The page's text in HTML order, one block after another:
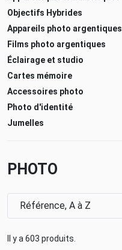
Objectifs Hybrides
Appareils photo argentiques
Films photo argentiques
Éclairage et studio
Cartes mémoire
Accessoires photo
Photo d'identité
Jumelles
PHOTO
Il y a 603 produits.
Référence, A à Z